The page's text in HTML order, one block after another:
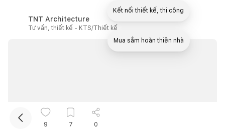
TNT Architecture
Tư vấn, thiết kế - KTS/Thiết kế
9 7 0
Kết nối thiết kế, thi công
Mua sắm hoàn thiện nhà